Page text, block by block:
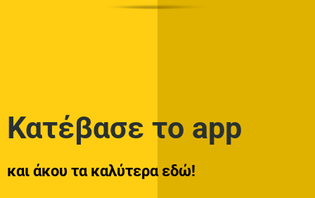
Κατέβασε το app
και άκου τα καλύτερα εδώ!